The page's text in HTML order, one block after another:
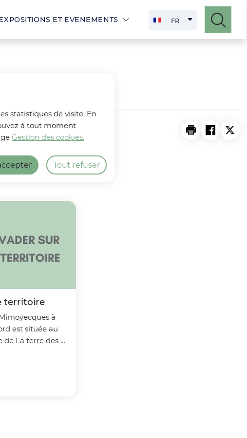
statistiques de visite. En
à tout moment
Gestion des cookies.
Tout refuser
ET EVENEMENTS FR
FRANÇAIS ACTIVE
Imprimer la
Partager
territoire
à
est située au
de La terre des 2